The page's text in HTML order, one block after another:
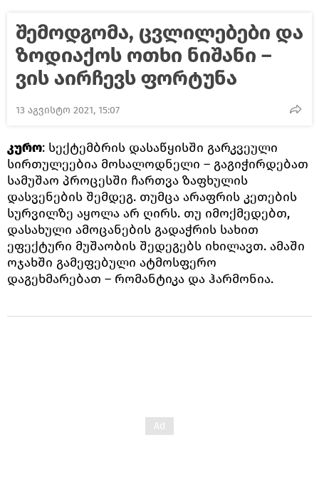
შემოდგომა, ცვლილებები და
ზოდიაქოს ოთხი ნიშანი –
ვის აირჩევს ფორტუნა
13 აგვისტო 2021, 15:07
კურო: სექტემბრის დასაწყისში გარკვეული
სირთულეებია მოსალოდნელი – გაგიჭირდებათ
სამუშაო პროცესში ჩართვა ზაფხულის
დასვენების შემდეგ. თუმცა არაფრის კეთების
სურვილზე აყოლა არ ღირს. თუ იმოქმედებთ,
დასახული ამოცანების გადაჭრის სახით
ეფექტური მუშაობის შედეგებს იხილავთ. ამაში
ოჯახში გამეფებული ატმოსფერო
დაგეხმარებათ – რომანტიკა და ჰარმონია.